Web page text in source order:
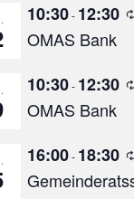
10:30- 12:30
OMAS Bank
10:30- 12:30
OMAS Bank
16:00- 18:30